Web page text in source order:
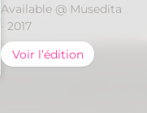
Available @ Musedita
· 2017
Voir l’édition